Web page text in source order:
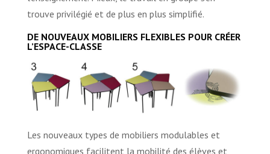
trouve privilégié et de plus en plus simplifié.
DE NOUVEAUX MOBILIERS FLEXIBLES POUR CRÉER
L’ESPACE-CLASSE
Les nouveaux types de mobiliers modulables et
ergonomiques facilitent la mobilité des élèves et